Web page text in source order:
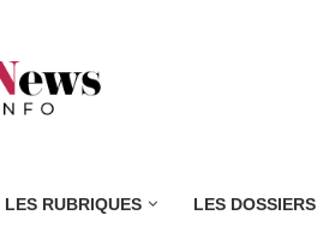
LES RUBRIQUES LES DOSSIERS